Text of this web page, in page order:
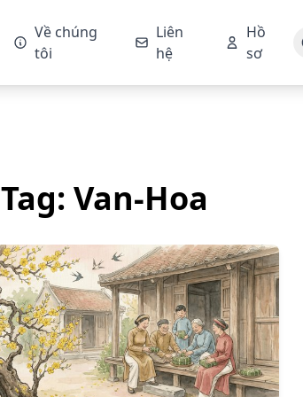
Về chúng
tôi
Liên
hệ
Hồ
sơ
Tag: Van-Hoa